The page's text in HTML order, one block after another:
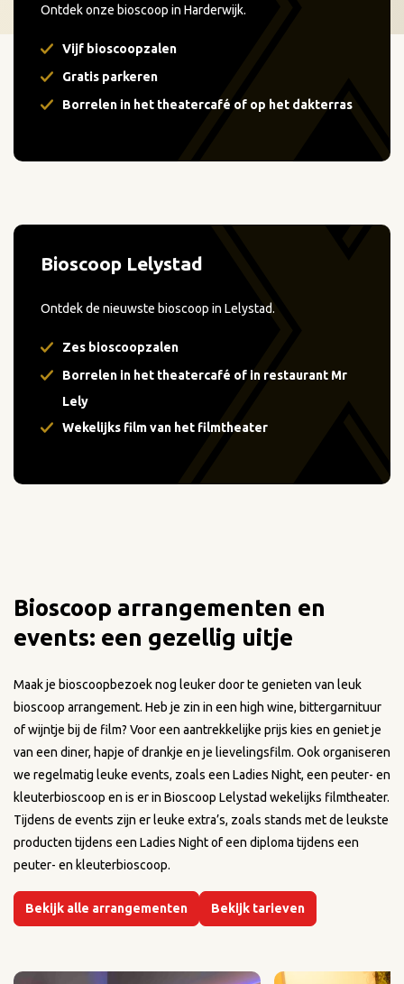
Ontdek onze bioscoop in Harderwijk.
Vijf bioscoopzalen
Gratis parkeren
Borrelen in het theatercafé of op het dakterras
Bioscoop Lelystad
Ontdek de nieuwste bioscoop in Lelystad.
Zes bioscoopzalen
Borrelen in het theatercafé of in restaurant Mr
Lely
Wekelijks film van het filmtheater
Bioscoop arrangementen en
events: een gezellig uitje
Maak je bioscoopbezoek nog leuker door te genieten van leuk
bioscoop arrangement. Heb je zin in een high wine, bittergarnituur
of wijntje bij de film? Voor een aantrekkelijke prijs kies en geniet je
van een diner, hapje of drankje en je lievelingsfilm. Ook organiseren
we regelmatig leuke events, zoals een Ladies Night, een peuter- en
kleuterbioscoop en is er in Bioscoop Lelystad wekelijks filmtheater.
Tijdens de events zijn er leuke extra’s, zoals stands met de leukste
producten tijdens een Ladies Night of een diploma tijdens een
peuter- en kleuterbioscoop.
Bekijk alle arrangementen Bekijk tarieven